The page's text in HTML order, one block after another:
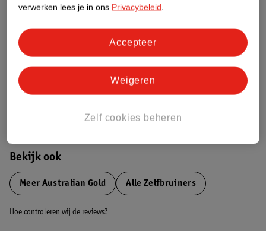
Dit product heeft (nog) geen Nature
Meer informatie
Bestel & Bezorginformatie
Bekijk ook
Meer Australian Gold Alle Zelfbruiners
Hoe controleren wij de reviews?
verwerken lees je in ons Privacybeleid.
Zelf cookies beheren
Weigeren
Accepteer